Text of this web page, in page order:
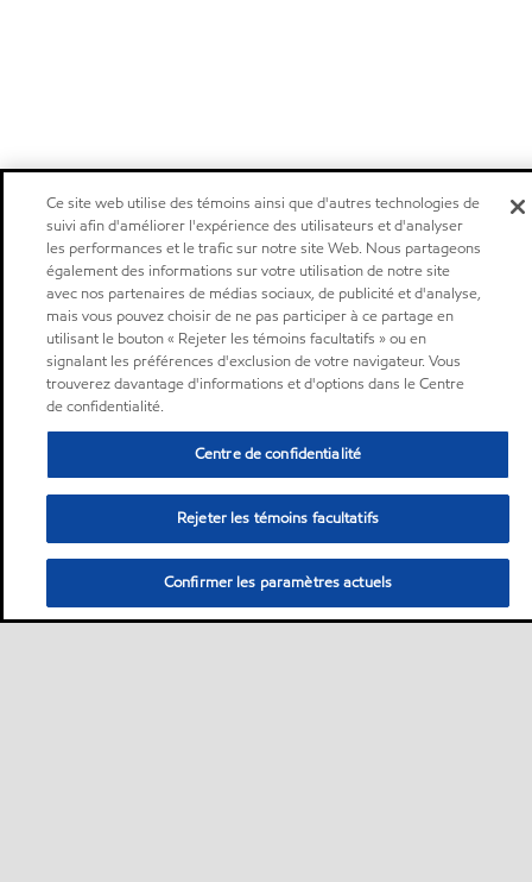
Ce site web utilise des témoins ainsi que d'autres technologies de
suivi afin d'améliorer l'expérience des utilisateurs et d'analyser
les performances et le trafic sur notre site Web. Nous partageons
également des informations sur votre utilisation de notre site
avec nos partenaires de médias sociaux, de publicité et d'analyse,
mais vous pouvez choisir de ne pas participer à ce partage en
utilisant le bouton « Rejeter les témoins facultatifs » ou en
signalant les préférences d'exclusion de votre navigateur. Vous
trouverez davantage d'informations et d'options dans le Centre
de confidentialité.
Centre de confidentialité
Rejeter les témoins facultatifs
Confirmer les paramètres actuels